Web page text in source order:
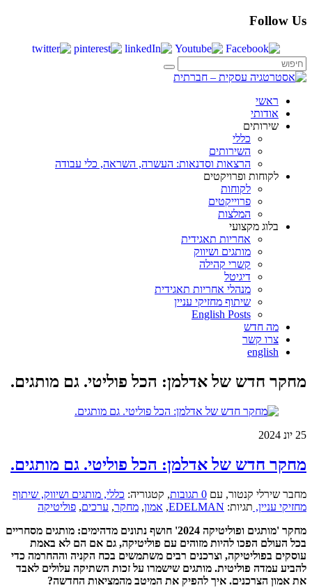
Follow Us
ראשי
אודותי
שירותים
כללי
השירותים
הרצאות וסדנאות: העשרה, השראה, כלי עבודה
לקוחות ופרויקטים
לקוחות
פרוייקטים
המלצות
בלוג מקצועי
אחריות תאגידית
מותגים ושיווק
קשרי קהילה
דיגיטל
מנהלי אחריות תאגידית
שיתוף מחזיקי עניין
English Posts
מה חדש
צרו קשר
english
מחקר חדש של אדלמן: הכל פוליטי. גם מותגים.
25 יונ 2024
מחקר חדש של אדלמן: הכל פוליטי. גם מותגים.
מחבר שירלי קנטור, עם 0 תגובות , קטגוריה: כללי, מותגים ושיווק, שיתוף
מחזיקי עניין, תגיות: EDELMAN
, אמון, מחקר, ערכים, פוליטיקה
מחקר 'מותגים ופוליטיקה 2024' חושף נתונים מדהימים: מותגים מסחריים
בכל העולם הפכו להיות מזוהים עם פוליטיקה, גם אם הם לא באמת
עוסקים בפוליטיקה, וצרכנים רבים משתמשים בכח הקניה וההחרמה כדי
להביע עמדה פוליטית. מותגים שישמרו על זכות השתיקה עלולים לאבד
את אמון הצרכנים. איך להפיק את המיטב מהמציאות החדשה?